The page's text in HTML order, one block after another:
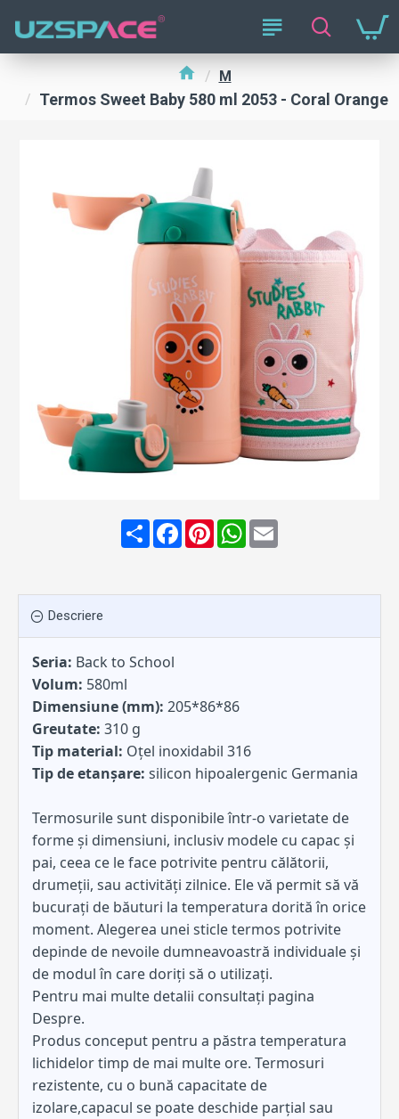
M
Termos Sweet Baby 580 ml 2053 - Coral Orange
ShareFacebookPinterestWhatsApp
Email
Descriere
Seria: Back to School
Volum: 580ml
Dimensiune (mm): 205*86*86
Greutate: 310 g
Tip material: Oțel inoxidabil 316
Tip de etanșare: silicon hipoalergenic Germania
Termosurile sunt disponibile într-o varietate de
forme și dimensiuni, inclusiv modele cu capac și
pai, ceea ce le face potrivite pentru călătorii,
drumeții, sau activități zilnice. Ele vă permit să vă
bucurați de băuturi la temperatura dorită în orice
moment. Alegerea unei sticle termos potrivite
depinde de nevoile dumneavoastră individuale și
de modul în care doriți să o utilizați.
Pentru mai multe detalii consultați pagina
Despre.
Produs conceput pentru a păstra temperatura
lichidelor timp de mai multe ore. Termosuri
rezistente, cu o bună capacitate de
izolare,capacul se poate deschide parțial sau